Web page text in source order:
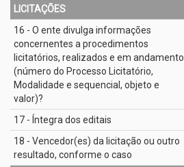
LICITAÇÕES
16 - O ente divulga informações
concernentes a procedimentos
licitatórios, realizados e em andamento
(número do Processo Licitatório,
Modalidade e sequencial, objeto e
valor)?
17 - Íntegra dos editais
18 - Vencedor(es) da licitação ou outro
resultado, conforme o caso